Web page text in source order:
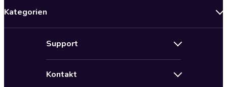
Kategorien
Support
Kontakt